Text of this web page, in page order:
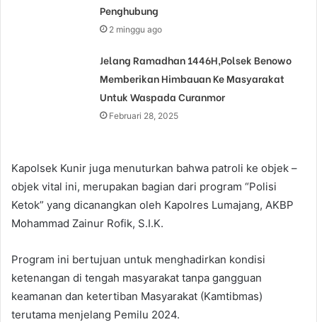
Penghubung
2 minggu ago
Jelang Ramadhan 1446H,Polsek Benowo
Memberikan Himbauan Ke Masyarakat
Untuk Waspada Curanmor
Februari 28, 2025
Kapolsek Kunir juga menuturkan bahwa patroli ke objek –
objek vital ini, merupakan bagian dari program “Polisi
Ketok” yang dicanangkan oleh Kapolres Lumajang, AKBP
Mohammad Zainur Rofik, S.I.K.
Program ini bertujuan untuk menghadirkan kondisi
ketenangan di tengah masyarakat tanpa gangguan
keamanan dan ketertiban Masyarakat (Kamtibmas)
terutama menjelang Pemilu 2024.